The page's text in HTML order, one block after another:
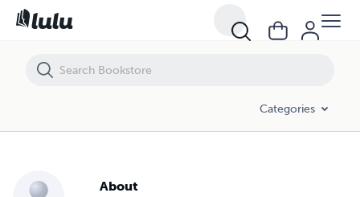
Categories
About